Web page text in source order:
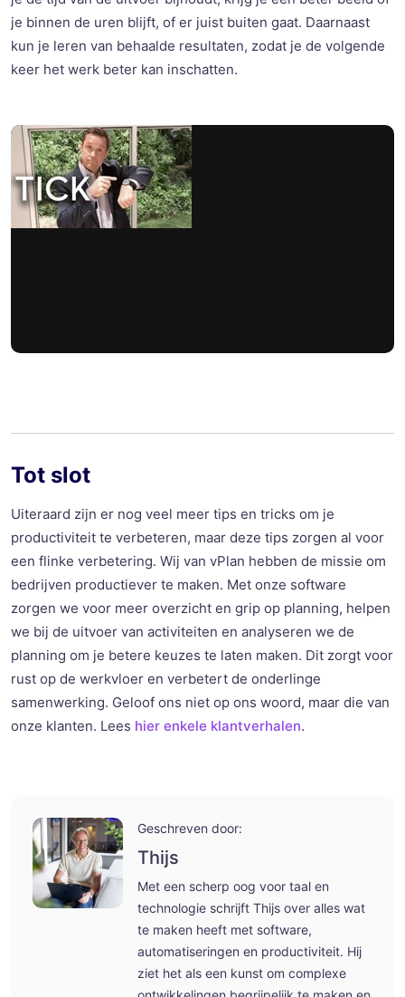
je binnen de uren blijft, of er juist buiten gaat. Daarnaast
kun je leren van behaalde resultaten, zodat je de volgende
keer het werk beter kan inschatten.
Tot slot
Uiteraard zijn er nog veel meer tips en tricks om je
productiviteit te verbeteren, maar deze tips zorgen al voor
een flinke verbetering. Wij van vPlan hebben de missie om
bedrijven productiever te maken. Met onze software
zorgen we voor meer overzicht en grip op planning, helpen
we bij de uitvoer van activiteiten en analyseren we de
planning om je betere keuzes te laten maken. Dit zorgt voor
rust op de werkvloer en verbetert de onderlinge
samenwerking. Geloof ons niet op ons woord, maar die van
onze klanten. Lees hier enkele klantverhalen.
Geschreven door:
Thijs
Met een scherp oog voor taal en
technologie schrijft Thijs over alles wat
te maken heeft met software,
automatiseringen en productiviteit. Hij
ziet het als een kunst om complexe